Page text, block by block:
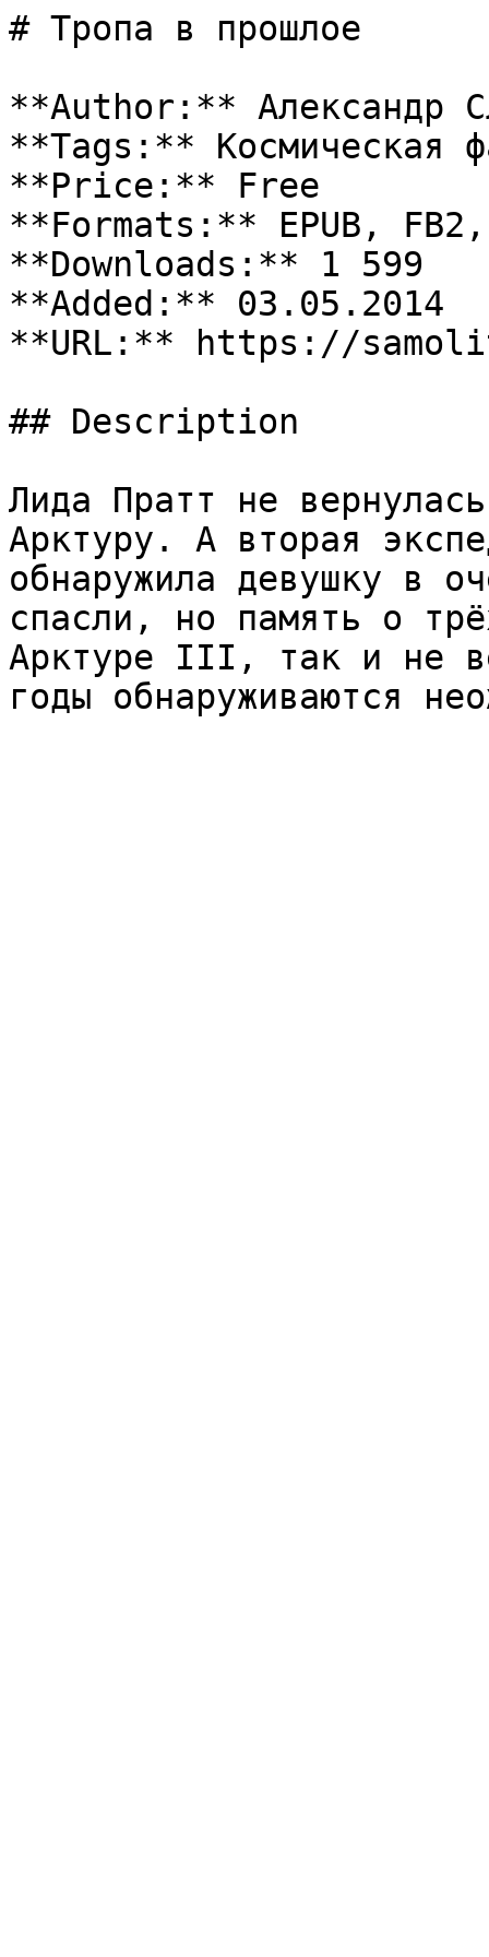
# Тропа в прошлое
**Author:** Александр
**Tags:** Космическая
**Price:** Free
**Formats:** EPUB, FB2,
**Downloads:** 1 599
**Added:** 03.05.2014
**URL:** https://
## Description
Лида Пратт не
Арктуру. А вторая
обнаружила девушку в
спасли, но память о
Арктуре III, так и не
годы обнаруживаются